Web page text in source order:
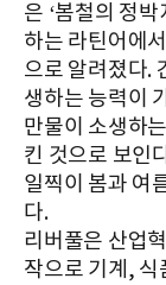
은 ‘봄철의 정
하는 라틴어에
으로 알려졌다.
생하는 능력이
만물이 소생하
킨 것으로 보인
일찍이 봄과 여
다.
리버풀은 산업
작으로 기계, 식